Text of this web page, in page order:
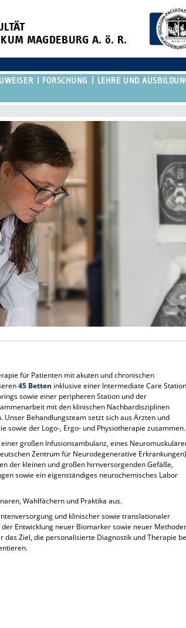
MAGDEBURG A. ö. R.
FORSCHUNG
LEHRE UND
für Patienten mit akuten und chronischen
45 Betten inklusive einer Intermediate Care
sowie einer peripheren Station und der
mit den klinischen Nachbardisziplinen
Behandlungsteam setzt sich aus Ärzten und
sowie der Logo-, Ergo- und Physiotherapie zusammen.
großen Infusionsambulanz, eines
Zentrum für Neurodegenerative
der kleinen und großen hirnversorgenden Gefäße,
sowie ein eigenständiges neurochemisches Labor
Wahlfächern und Praktika aus.
und klinischer sowie translationaler
Entwicklung neuer Biomarker sowie neuer
Ziel, die personalisierte Diagnostik und Therapie